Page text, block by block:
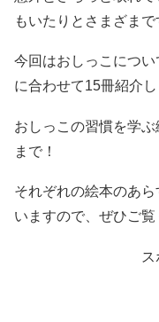
もいたりとさまざまで
今回はおしっこにつ
に合わせて15冊紹介し
おしっこの習慣を学
まで！
それぞれの絵本のあ
いますので、ぜひご覧